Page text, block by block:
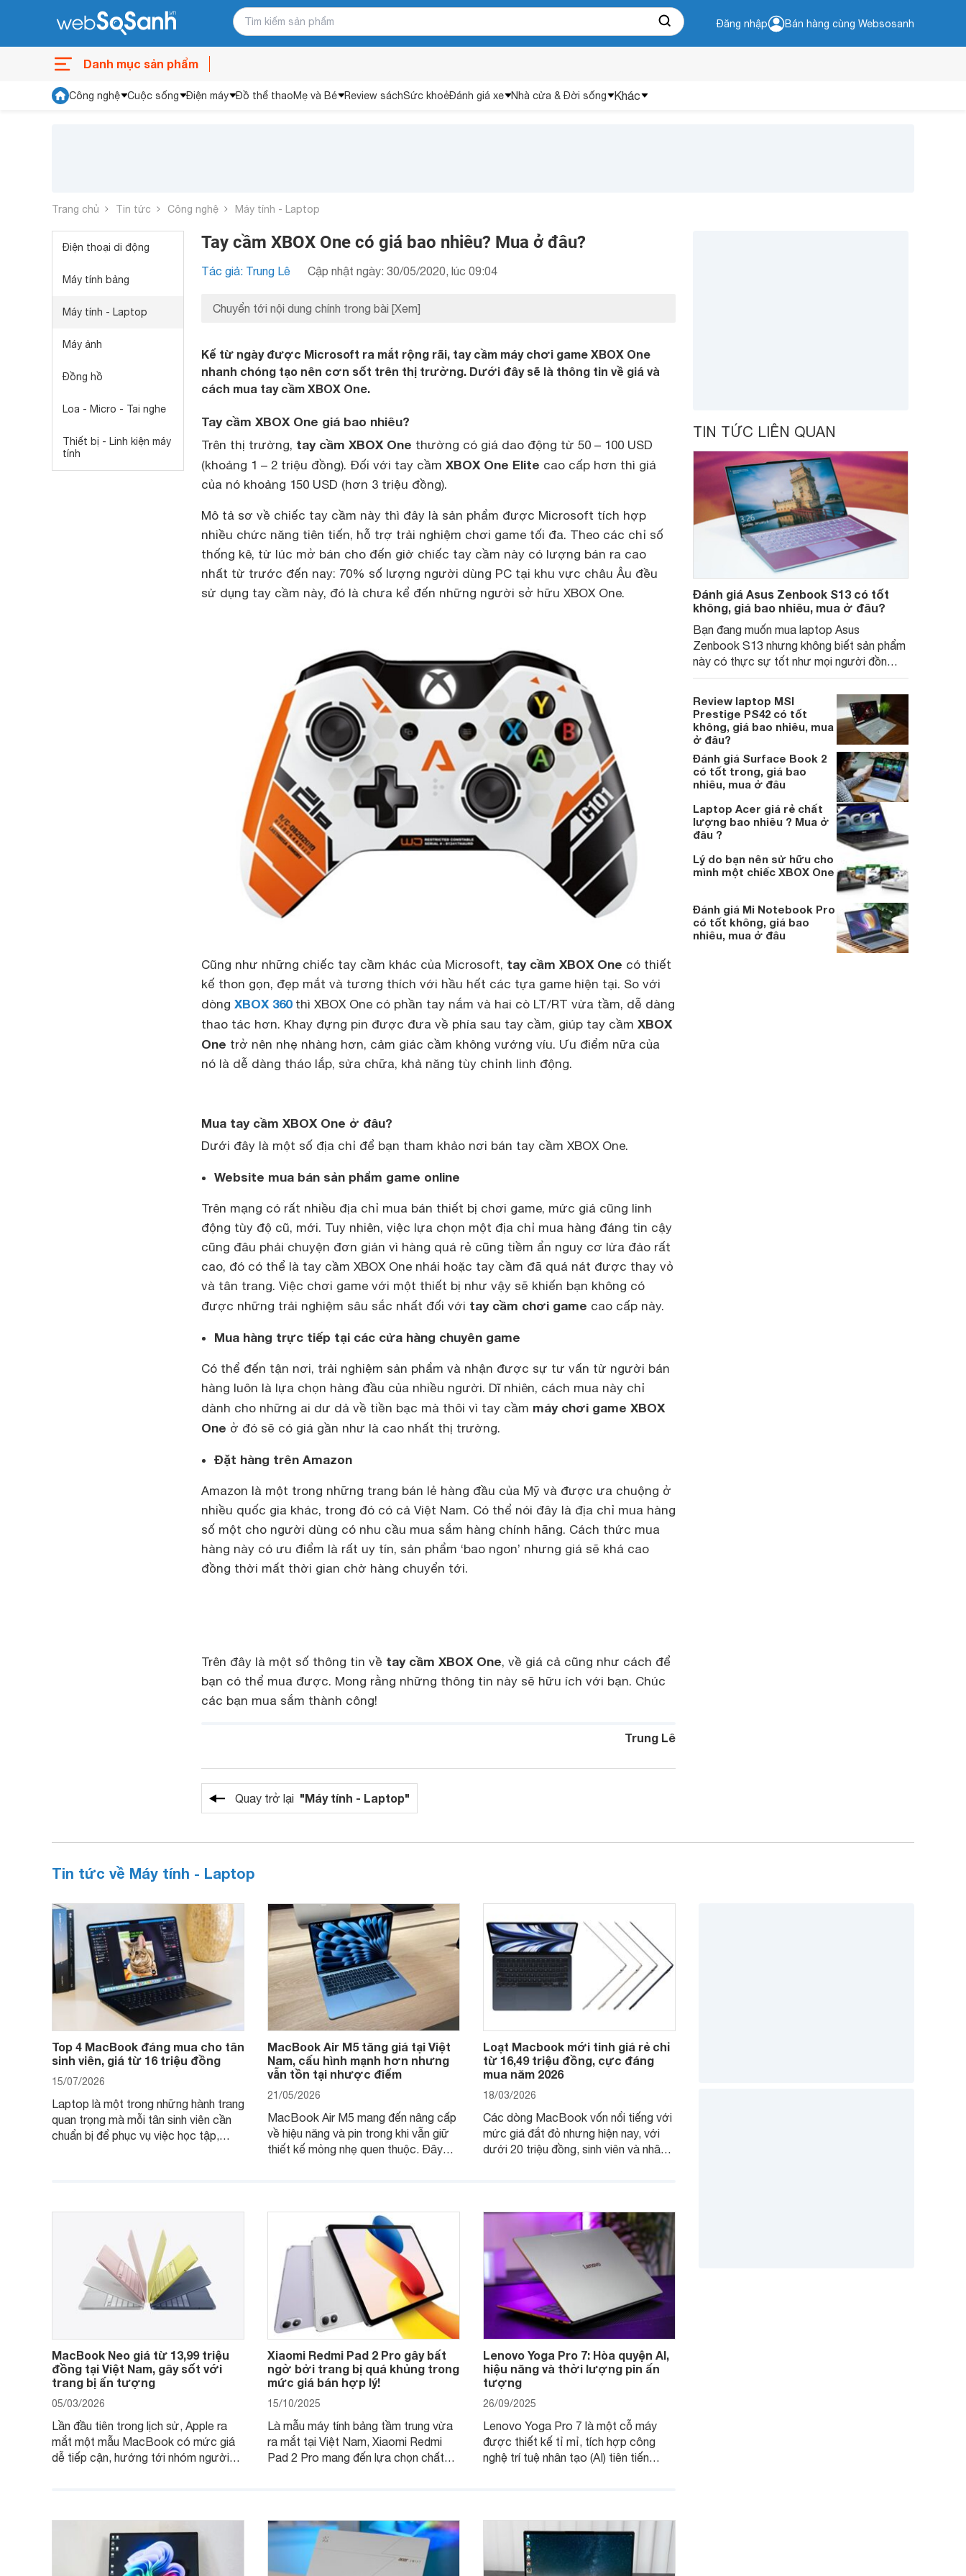
Đăng nhập Bán hàng cùng Websosanh
Danh mục sản phẩm
Công nghệ Cuộc sống Điện máy Đồ thể thaoMẹ và Bé Review sáchSức khoẻĐánh giá xe Nhà cửa & Đời sống Khác
Trang chủ Tin tức Công nghệ Máy tính - Laptop
Điện thoại di động
Máy tính bảng
Máy tính - Laptop
Máy ảnh
Đồng hồ
Loa - Micro - Tai nghe
Thiết bị - Linh kiện máy
tính
Tay cầm XBOX One có giá bao nhiêu? Mua ở đâu?
Tác giả: Trung Lê Cập nhật ngày: 30/05/2020, lúc 09:04
Chuyển tới nội dung chính trong bài [Xem]
Kể từ ngày được Microsoft ra mắt rộng rãi, tay cầm máy chơi game XBOX One
nhanh chóng tạo nên cơn sốt trên thị trường. Dưới đây sẽ là thông tin về giá và
cách mua tay cầm XBOX One.
Tay cầm XBOX One giá bao nhiêu?
Trên thị trường, tay cầm XBOX One thường có giá dao động từ 50 – 100 USD
(khoảng 1 – 2 triệu đồng). Đối với tay cầm XBOX One Elite cao cấp hơn thì giá
của nó khoảng 150 USD (hơn 3 triệu đồng).
Mô tả sơ về chiếc tay cầm này thì đây là sản phẩm được Microsoft tích hợp
nhiều chức năng tiên tiến, hỗ trợ trải nghiệm chơi game tối đa. Theo các chỉ số
thống kê, từ lúc mở bán cho đến giờ chiếc tay cầm này có lượng bán ra cao
nhất từ trước đến nay: 70% số lượng người dùng PC tại khu vực châu Âu đều
sử dụng tay cầm này, đó là chưa kể đến những người sở hữu XBOX One.
Cũng như những chiếc tay cầm khác của Microsoft, tay cầm XBOX One có thiết
kế thon gọn, đẹp mắt và tương thích với hầu hết các tựa game hiện tại. So với
dòng XBOX 360thì XBOX One có phần tay nắm và hai cò LT/RT vừa tầm, dễ dàng
thao tác hơn. Khay đựng pin được đưa về phía sau tay cầm, giúp tay cầm XBOX
One trở nên nhẹ nhàng hơn, cảm giác cầm không vướng víu. Ưu điểm nữa của
nó là dễ dàng tháo lắp, sửa chữa, khả năng tùy chỉnh linh động.
Mua tay cầm XBOX One ở đâu?
Dưới đây là một số địa chỉ để bạn tham khảo nơi bán tay cầm XBOX One.
Website mua bán sản phẩm game online
Trên mạng có rất nhiều địa chỉ mua bán thiết bị chơi game, mức giá cũng linh
động tùy độ cũ, mới. Tuy nhiên, việc lựa chọn một địa chỉ mua hàng đáng tin cậy
cũng đâu phải chuyện đơn giản vì hàng quá rẻ cũng tiềm ẩn nguy cơ lừa đảo rất
cao, đó có thể là tay cầm XBOX One nhái hoặc tay cầm đã quá nát được thay vỏ
và tân trang. Việc chơi game với một thiết bị như vậy sẽ khiến bạn không có
được những trải nghiệm sâu sắc nhất đối với tay cầm chơi game cao cấp này.
Mua hàng trực tiếp tại các cửa hàng chuyên game
Có thể đến tận nơi, trải nghiệm sản phẩm và nhận được sự tư vấn từ người bán
hàng luôn là lựa chọn hàng đầu của nhiều người. Dĩ nhiên, cách mua này chỉ
dành cho những ai dư dả về tiền bạc mà thôi vì tay cầm máy chơi game XBOX
One ở đó sẽ có giá gần như là cao nhất thị trường.
Đặt hàng trên Amazon
Amazon là một trong những trang bán lẻ hàng đầu của Mỹ và được ưa chuộng ở
nhiều quốc gia khác, trong đó có cả Việt Nam. Có thể nói đây là địa chỉ mua hàng
số một cho người dùng có nhu cầu mua sắm hàng chính hãng. Cách thức mua
hàng này có ưu điểm là rất uy tín, sản phẩm ‘bao ngon’ nhưng giá sẽ khá cao
đồng thời mất thời gian chờ hàng chuyển tới.
Trên đây là một số thông tin về tay cầm XBOX One, về giá cả cũng như cách để
bạn có thể mua được. Mong rằng những thông tin này sẽ hữu ích với bạn. Chúc
các bạn mua sắm thành công!
Trung Lê
Quay trở lại "Máy tính - Laptop"
TIN TỨC LIÊN QUAN
Đánh giá Asus Zenbook S13 có tốt
không, giá bao nhiêu, mua ở đâu?
Bạn đang muốn mua laptop Asus
Zenbook S13 nhưng không biết sản phẩm
này có thực sự tốt như mọi người đồn
đoán hay không? Tham khảo ngay bài
đánh giá chi tiết với sáu yếu tố dưới đây
để biết mình có nên sở hữu Zenbook S13
hay không!
Review laptop MSI
Prestige PS42 có tốt
không, giá bao nhiêu, mua
ở đâu?
Đánh giá Surface Book 2
có tốt trong, giá bao
nhiêu, mua ở đâu
Laptop Acer giá rẻ chất
lượng bao nhiêu ? Mua ở
đâu ?
Lý do bạn nên sử hữu cho
mình một chiếc XBOX One
Đánh giá Mi Notebook Pro
có tốt không, giá bao
nhiêu, mua ở đâu
Tin tức về Máy tính - Laptop
Top 4 MacBook đáng mua cho tân
sinh viên, giá từ 16 triệu đồng
15/07/2026
Laptop là một trong những hành trang
quan trọng mà mỗi tân sinh viên cần
chuẩn bị để phục vụ việc học tập,
MacBook đáng cân nhắc dành cho
MacBook Air M5 tăng giá tại Việt
Nam, cấu hình mạnh hơn nhưng
vẫn tồn tại nhược điểm
21/05/2026
MacBook Air M5 mang đến nâng cấp
về hiệu năng và pin trong khi vẫn giữ
thiết kế mỏng nhẹ quen thuộc. Đây
Loạt Macbook mới tinh giá rẻ chỉ
từ 16,49 triệu đồng, cực đáng
mua năm 2026
18/03/2026
Các dòng MacBook vốn nổi tiếng với
mức giá đắt đỏ nhưng hiện nay, với
dưới 20 triệu đồng, sinh viên và nhân
MacBook Neo giá từ 13,99 triệu
đồng tại Việt Nam, gây sốt với
trang bị ấn tượng
05/03/2026
Lần đầu tiên trong lịch sử, Apple ra
mắt một mẫu MacBook có mức giá
dễ tiếp cận, hướng tới nhóm người
hút sự quan tâm lớn từ thị trường.
Xiaomi Redmi Pad 2 Pro gây bất
ngờ bởi trang bị quá khủng trong
mức giá bán hợp lý!
15/10/2025
Là mẫu máy tính bảng tầm trung vừa
ra mắt tại Việt Nam, Xiaomi Redmi
Pad 2 Pro mang đến lựa chọn chất
Lenovo Yoga Pro 7: Hòa quyện AI,
hiệu năng và thời lượng pin ấn
tượng
26/09/2025
Lenovo Yoga Pro 7 là một cỗ máy
được thiết kế tỉ mỉ, tích hợp công
nghệ trí tuệ nhân tạo (AI) tiên tiến
hiện đại.